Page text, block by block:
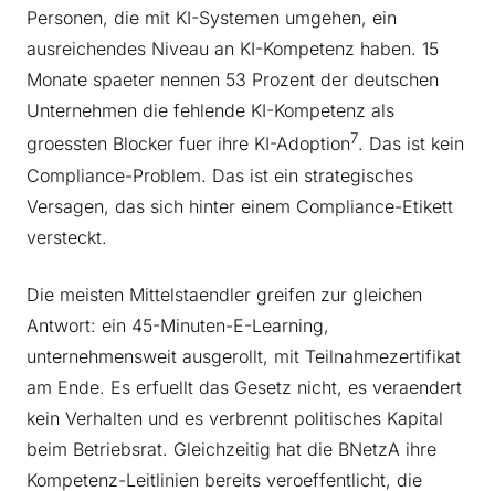
Personen, die mit KI-Systemen umgehen, ein
ausreichendes Niveau an KI-Kompetenz haben. 15
Monate spaeter nennen 53 Prozent der deutschen
Unternehmen die fehlende KI-Kompetenz als
groessten Blocker fuer ihre KI-Adoption7. Das ist kein
Compliance-Problem. Das ist ein strategisches
Versagen, das sich hinter einem Compliance-Etikett
versteckt.
Die meisten Mittelstaendler greifen zur gleichen
Antwort: ein 45-Minuten-E-Learning,
unternehmensweit ausgerollt, mit Teilnahmezertifikat
am Ende. Es erfuellt das Gesetz nicht, es veraendert
kein Verhalten und es verbrennt politisches Kapital
beim Betriebsrat. Gleichzeitig hat die BNetzA ihre
Kompetenz-Leitlinien bereits veroeffentlicht, die